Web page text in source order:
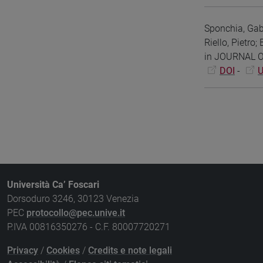
Sponchia,
Riello, Pietro;
in JOURNAL
DOI -
Università Ca’ Foscari
Dorsoduro 3246, 30123 Venezia
PEC protocollo@pec.unive.it
P.IVA 00816350276 - C.F. 80007720271
Privacy / Cookies / Credits e note legali